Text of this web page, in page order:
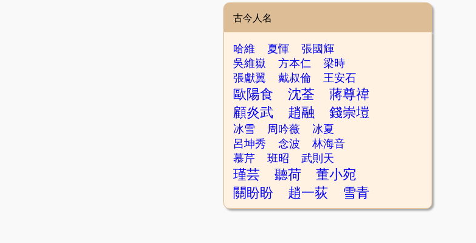
古今人名
哈維 夏惲
張國輝
吳維嶽
方本仁
梁時
張獻翼
戴叔倫 王安石
歐陽食 沈荃
蔣尊禕
顧炎武
趙融 錢崇塏
冰雪 周吟薇
冰夏
呂坤秀
念波
林海音
慕芹
班昭 武則天
瑾芸 聽荷
董小宛
關盼盼
趙一荻 雪青